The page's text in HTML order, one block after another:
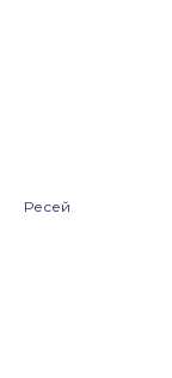
Ресей